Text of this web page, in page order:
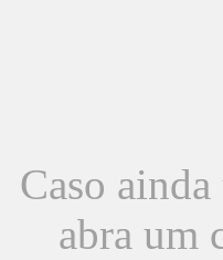
Caso
abra um